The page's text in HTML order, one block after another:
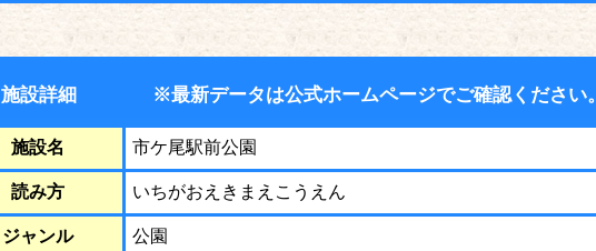
施設詳細 ※最新データは公式ホームページでご確認ください。
施設名 市ケ尾駅前公園
読み方 いちがおえきまえこうえん
ジャンル 公園